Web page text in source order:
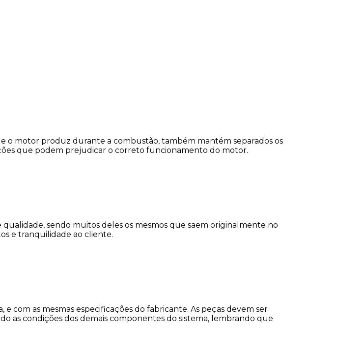
o motor produz durante a combustão, também mantém separados os
que podem prejudicar o correto funcionamento do motor.
sendo muitos deles os mesmos que saem originalmente no
e tranquilidade ao cliente.
as mesmas especificações do fabricante. As peças devem ser
as condições dos demais componentes do sistema, lembrando que